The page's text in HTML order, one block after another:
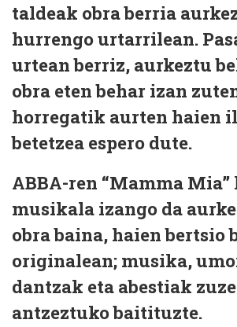
taldeak obra berria
hurrengo urtarrilean.
urtean berriz, aurkeztu
obra eten behar izan
horregatik aurten haien
betetzea espero dute.
ABBA-ren “Mamma Mia”
musikala izango da
obra baina, haien bertsio
originalean; musika,
dantzak eta abestiak
antzeztuko baitituzte.